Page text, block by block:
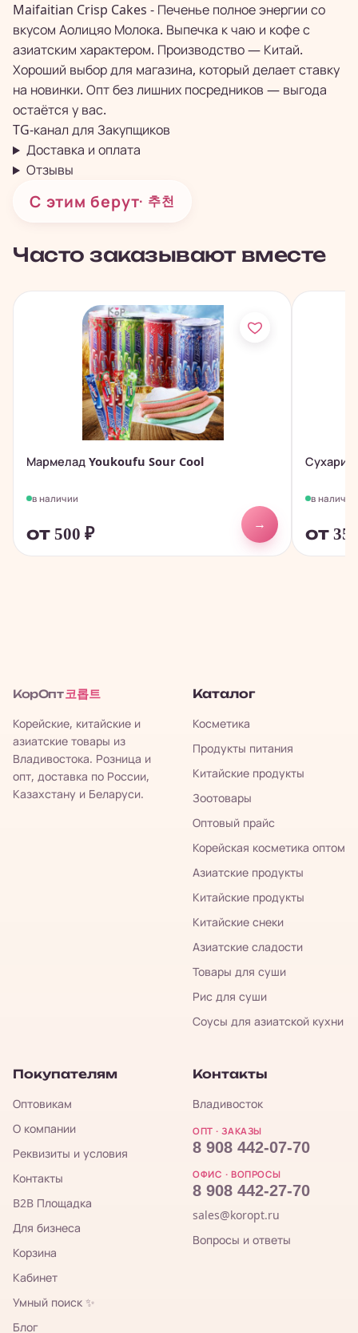
Maifaitian Crisp Cakes - Печенье полное энергии со
вкусом Аолицяо Молока. Выпечка к чаю и кофе с
азиатским характером. Производство — Китай.
Хороший выбор для магазина, который делает ставку
на новинки. Опт без лишних посредников — выгода
остаётся у вас.
TG-канал для Закупщиков
Доставка и оплата
Отзывы
С этим берут· 추천
Часто заказывают вместе
Мармелад Youkoufu Sour Cool
в наличии
от 500 ₽
→
Сухари
в наличии
от
КорОпт 코롭트
Корейские, китайские и
азиатские товары из
Владивостока. Розница и
опт, доставка по России,
Казахстану и Беларуси.
Каталог
Косметика
Продукты питания
Китайские продукты
Зоотовары
Оптовый прайс
Корейская косметика оптом
Азиатские продукты
Китайские продукты
Китайские снеки
Азиатские сладости
Товары для суши
Рис для суши
Соусы для азиатской кухни
Покупателям
Оптовикам
О компании
Реквизиты и условия
Контакты
B2B Площадка
Для бизнеса
Корзина
Кабинет
Умный поиск ✨
Блог
Контакты
Владивосток
ОПТ · ЗАКАЗЫ
8 908 442-07-70
ОФИС · ВОПРОСЫ
8 908 442-27-70
sales@koropt.ru
Вопросы и ответы